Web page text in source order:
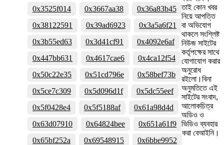
0x3525f014 0x3667aa38
0x36a83b45
0x38122591
0x39ad6923
0x3a5a6f21
0x3b55ed63
0x3d41cf91
0x4092e6af
0x447bb631
0x4617cae6
0x4ca12f54
0x50c22e35
0x51cd796e
0x58bef73b
0x5ce7c309
0x5d096d1f
0x5dc55eef
0x5f0428e4
0x5f5188af
0x61a98d4d
0x63d07910
0x64824bee
0x651a61f9
0x65bf252a
0x69548915
0x6bbe9952
তাই কোন খবর
নিয়ে আপত্তি
বা অভিযোগ
থাকলে সংশ্লিষ্ট
নিউজ সাইটের
কর্তৃপক্ষের সাথে
যোগাযোগ করার
অনুরোধ
রইলো।বিনা
অনুমতিতে এই
সাইটের সংবাদ,
আলোকচিত্র
অডিও ও
ভিডিও ব্যবহার
করা বেআইনি।